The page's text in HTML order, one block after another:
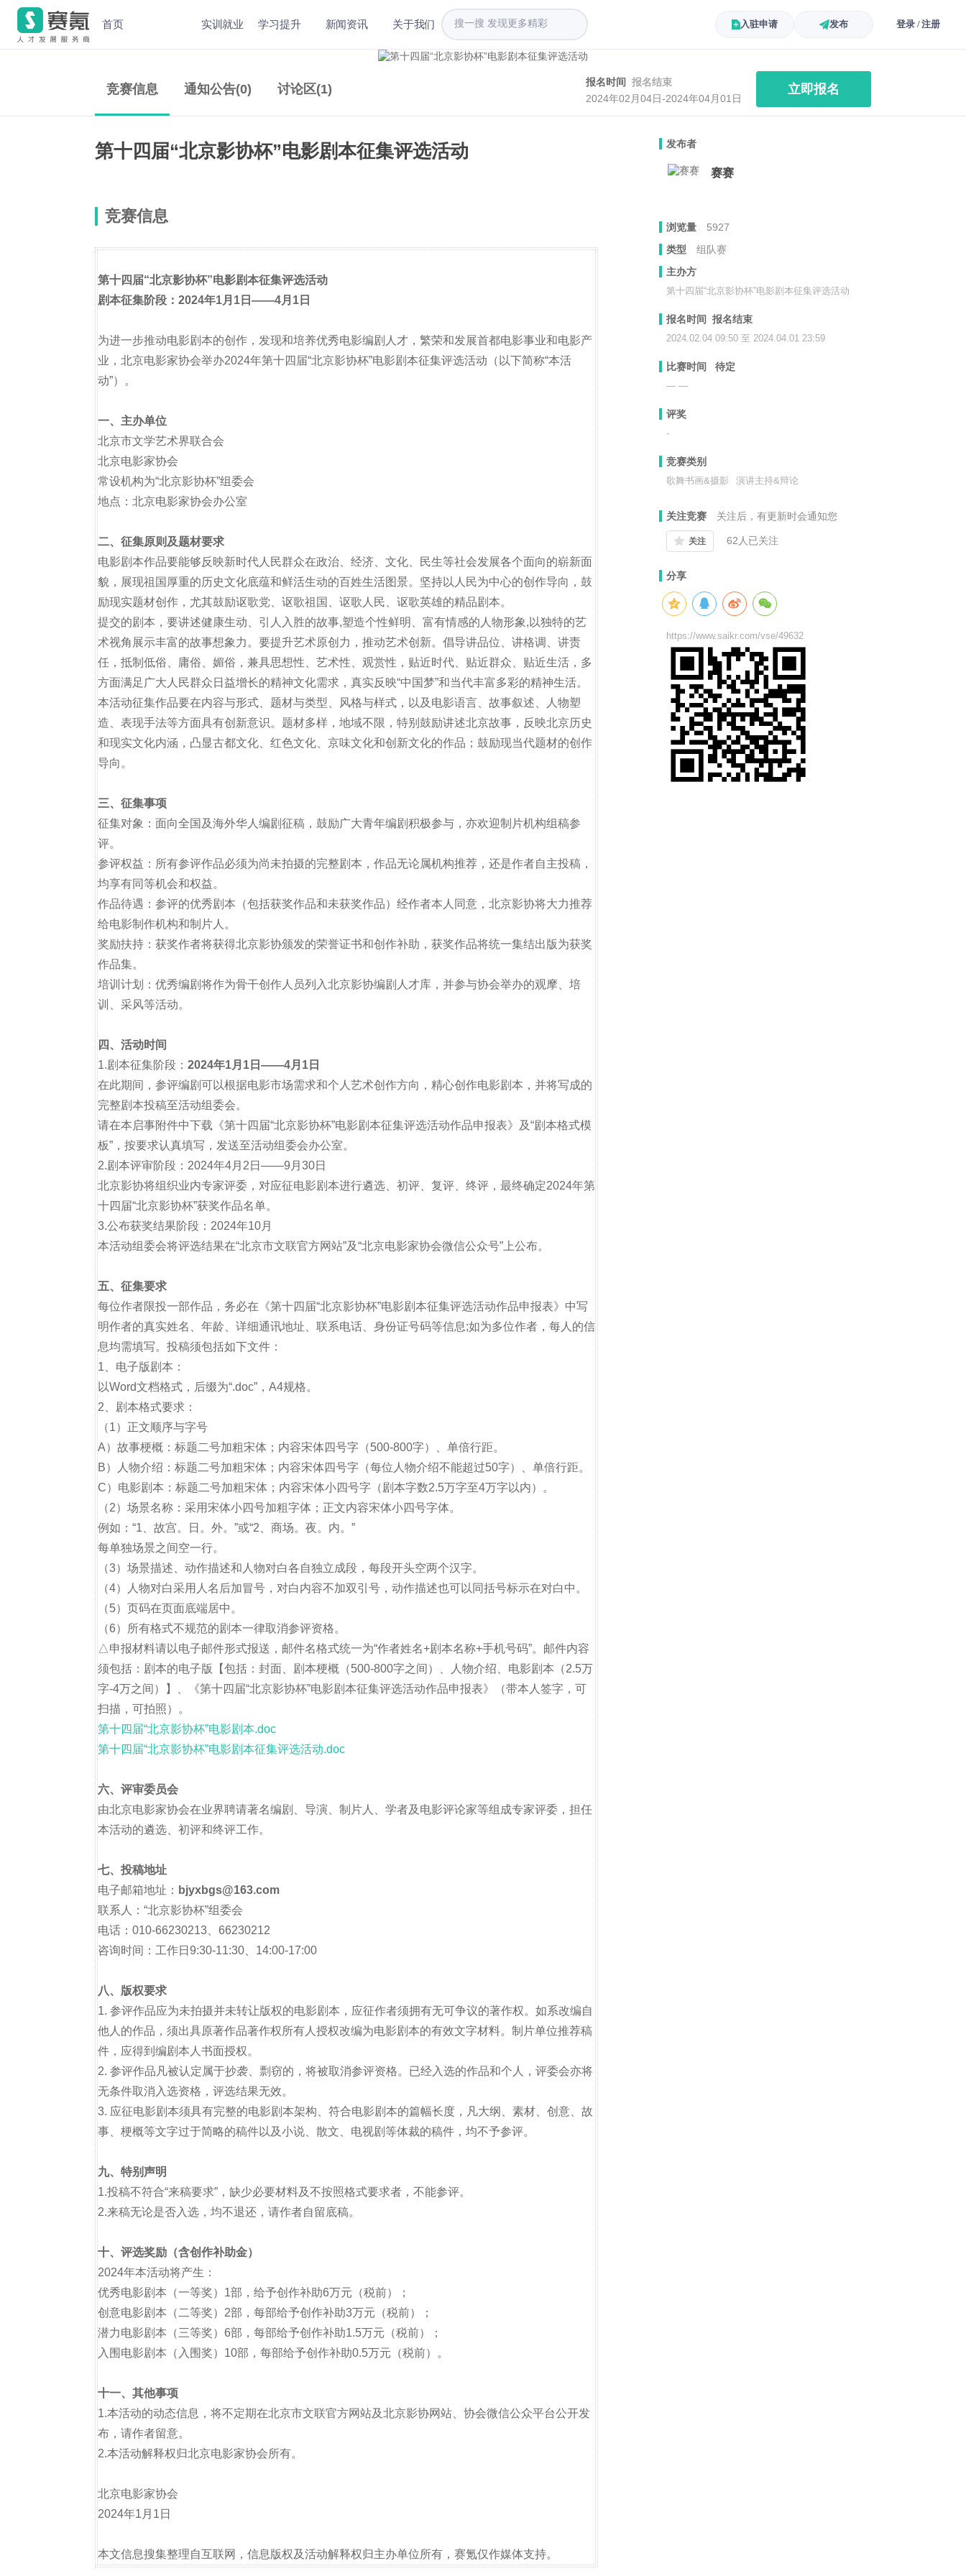
首页 实训就业 学习提升 新闻资讯 关于我们 入驻申请 发布 登录 / 注册
竞赛信息 通知公告(0) 讨论区(1) 报名时间 报名结束
2024年02月04日-2024年04月01日
立即报名
第十四届“北京影协杯”电影剧本征集评选活动
竞赛信息
第十四届“北京影协杯”电影剧本征集评选活动
剧本征集阶段：2024年1月1日——4月1日
为进一步推动电影剧本的创作，发现和培养优秀电影编剧人才，繁荣和发展首都电影事业和电影产
业，北京电影家协会举办2024年第十四届“北京影协杯”电影剧本征集评选活动（以下简称“本活
动”）。
一、主办单位
北京市文学艺术界联合会
北京电影家协会
常设机构为“北京影协杯”组委会
地点：北京电影家协会办公室
二、征集原则及题材要求
电影剧本作品要能够反映新时代人民群众在政治、经济、文化、民生等社会发展各个面向的崭新面
貌，展现祖国厚重的历史文化底蕴和鲜活生动的百姓生活图景。坚持以人民为中心的创作导向，鼓
励现实题材创作，尤其鼓励讴歌党、讴歌祖国、讴歌人民、讴歌英雄的精品剧本。
提交的剧本，要讲述健康生动、引人入胜的故事,塑造个性鲜明、富有情感的人物形象,以独特的艺
术视角展示丰富的故事想象力。要提升艺术原创力，推动艺术创新。倡导讲品位、讲格调、讲责
任，抵制低俗、庸俗、媚俗，兼具思想性、艺术性、观赏性，贴近时代、贴近群众、贴近生活，多
方面满足广大人民群众日益增长的精神文化需求，真实反映“中国梦”和当代丰富多彩的精神生活。
本活动征集作品要在内容与形式、题材与类型、风格与样式，以及电影语言、故事叙述、人物塑
造、表现手法等方面具有创新意识。题材多样，地域不限，特别鼓励讲述北京故事，反映北京历史
和现实文化内涵，凸显古都文化、红色文化、京味文化和创新文化的作品；鼓励现当代题材的创作
导向。
三、征集事项
征集对象：面向全国及海外华人编剧征稿，鼓励广大青年编剧积极参与，亦欢迎制片机构组稿参
评。
参评权益：所有参评作品必须为尚未拍摄的完整剧本，作品无论属机构推荐，还是作者自主投稿，
均享有同等机会和权益。
作品待遇：参评的优秀剧本（包括获奖作品和未获奖作品）经作者本人同意，北京影协将大力推荐
给电影制作机构和制片人。
奖励扶持：获奖作者将获得北京影协颁发的荣誉证书和创作补助，获奖作品将统一集结出版为获奖
作品集。
培训计划：优秀编剧将作为骨干创作人员列入北京影协编剧人才库，并参与协会举办的观摩、培
训、采风等活动。
四、活动时间
1.剧本征集阶段： 2024年1月1日——4月1日
在此期间，参评编剧可以根据电影市场需求和个人艺术创作方向，精心创作电影剧本，并将写成的
完整剧本投稿至活动组委会。
请在本启事附件中下载《第十四届“北京影协杯”电影剧本征集评选活动作品申报表》及“剧本格式模
板”，按要求认真填写，发送至活动组委会办公室。
2.剧本评审阶段：2024年4月2日——9月30日
北京影协将组织业内专家评委，对应征电影剧本进行遴选、初评、复评、终评，最终确定2024年第
十四届“北京影协杯”获奖作品名单。
3.公布获奖结果阶段：2024年10月
本活动组委会将评选结果在“北京市文联官方网站”及“北京电影家协会微信公众号”上公布。
五、征集要求
每位作者限投一部作品，务必在《第十四届“北京影协杯”电影剧本征集评选活动作品申报表》中写
明作者的真实姓名、年龄、详细通讯地址、联系电话、身份证号码等信息;如为多位作者，每人的信
息均需填写。投稿须包括如下文件：
1、电子版剧本：
以Word文档格式，后缀为“.doc”，A4规格。
2、剧本格式要求：
（1）正文顺序与字号
A）故事梗概：标题二号加粗宋体；内容宋体四号字（500-800字）、单倍行距。
B）人物介绍：标题二号加粗宋体；内容宋体四号字（每位人物介绍不能超过50字）、单倍行距。
C）电影剧本：标题二号加粗宋体；内容宋体小四号字（剧本字数2.5万字至4万字以内）。
（2）场景名称：采用宋体小四号加粗字体；正文内容宋体小四号字体。
例如：“1、故宫。日。外。”或“2、商场。夜。内。”
每单独场景之间空一行。
（3）场景描述、动作描述和人物对白各自独立成段，每段开头空两个汉字。
（4）人物对白采用人名后加冒号，对白内容不加双引号，动作描述也可以同括号标示在对白中。
（5）页码在页面底端居中。
（6）所有格式不规范的剧本一律取消参评资格。
△申报材料请以电子邮件形式报送，邮件名格式统一为“作者姓名+剧本名称+手机号码”。邮件内容
须包括：剧本的电子版【包括：封面、剧本梗概（500-800字之间）、人物介绍、电影剧本（2.5万
字-4万之间）】、《第十四届“北京影协杯”电影剧本征集评选活动作品申报表》（带本人签字，可
扫描，可拍照）。
第十四届“北京影协杯”电影剧本.doc
第十四届“北京影协杯”电影剧本征集评选活动.doc
六、评审委员会
由北京电影家协会在业界聘请著名编剧、导演、制片人、学者及电影评论家等组成专家评委，担任
本活动的遴选、初评和终评工作。
七、投稿地址
电子邮箱地址： bjyxbgs@163.com
联系人：“北京影协杯”组委会
电话：010-66230213、66230212
咨询时间：工作日9:30-11:30、14:00-17:00
八、版权要求
1. 参评作品应为未拍摄并未转让版权的电影剧本，应征作者须拥有无可争议的著作权。如系改编自
他人的作品，须出具原著作品著作权所有人授权改编为电影剧本的有效文字材料。制片单位推荐稿
件，应得到编剧本人书面授权。
2. 参评作品凡被认定属于抄袭、剽窃的，将被取消参评资格。已经入选的作品和个人，评委会亦将
无条件取消入选资格，评选结果无效。
3. 应征电影剧本须具有完整的电影剧本架构、符合电影剧本的篇幅长度，凡大纲、素材、创意、故
事、梗概等文字过于简略的稿件以及小说、散文、电视剧等体裁的稿件，均不予参评。
九、特别声明
1.投稿不符合“来稿要求”，缺少必要材料及不按照格式要求者，不能参评。
2.来稿无论是否入选，均不退还，请作者自留底稿。
十、评选奖励（含创作补助金）
2024年本活动将产生：
优秀电影剧本（一等奖）1部，给予创作补助6万元（税前）；
创意电影剧本（二等奖）2部，每部给予创作补助3万元（税前）；
潜力电影剧本（三等奖）6部，每部给予创作补助1.5万元（税前）；
入围电影剧本（入围奖）10部，每部给予创作补助0.5万元（税前）。
十一、其他事项
1.本活动的动态信息，将不定期在北京市文联官方网站及北京影协网站、协会微信公众平台公开发
布，请作者留意。
2.本活动解释权归北京电影家协会所有。
北京电影家协会
2024年1月1日
本文信息搜集整理自互联网，信息版权及活动解释权归主办单位所有，赛氪仅作媒体支持。
发布者
赛赛
浏览量
5927
类型
组队赛
主办方
第十四届“北京影协杯”电影剧本征集评选活动
报名时间 报名结束
2024.02.04 09:50 至 2024.04.01 23:59
比赛时间 待定
— —
评奖
-
竞赛类别
歌舞书画&摄影 演讲主持&辩论
关注竞赛 关注后，有更新时会通知您
关注 62人已关注
分享
https://www.saikr.com/vse/49632